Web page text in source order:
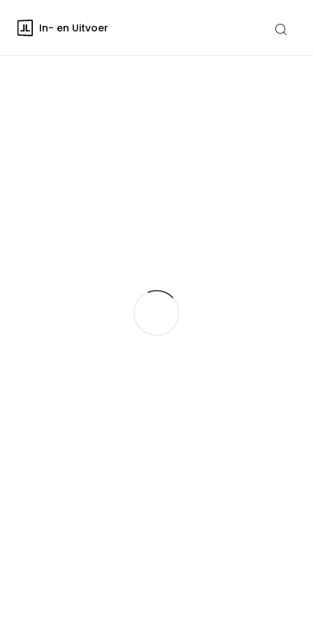
In- en Uitvoer